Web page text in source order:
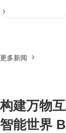
更多新闻
构建万物
智能世界